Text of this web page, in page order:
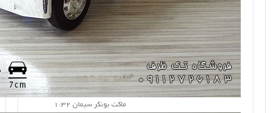
ماکت بونکر سیمان 1:32